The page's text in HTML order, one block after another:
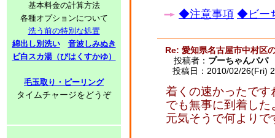
基本料金の計算方法
各種オプションについて
洗う前の特別な処置
綿出し別洗い
音波しみぬき
ビ白スカ湯（びはくすかゆ）
毛玉取り・ピーリング
タイムチャージをどうぞ
◆注意事項 ◆ビー
Re: 愛知県名古屋市中村区
投稿者： プーちゃんパパ
投稿日：2010/02/26(Fri)
着くの速かったです
でも無事に到着し
元気そうで何よりで